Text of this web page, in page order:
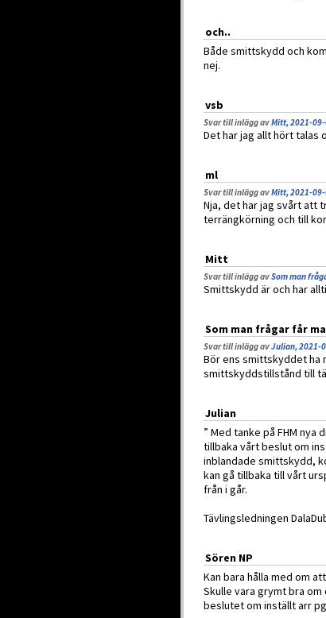
och..
Både smittskydd och
nej.
vsb
Svar till inlägg avMitt, 2021-
Det har jag allt hört talas
ml
Svar till inlägg avMitt, 2021-
Nja, det har jag svårt att
terrängkörning och till
Mitt
Svar till inlägg avSom man
Smittskydd är och har
Som man frågar får
Svar till inlägg avJulian, 2021-
Bör ens smittskyddet ha
smittskyddstillstånd till
Julian
” Med tanke på FHM
tillbaka vårt beslut om
inblandade smittskydd,
kan gå tillbaka till vårt
från i går.
Tävlingsledningen
Sören NP
Kan bara hålla med om
Skulle vara grymt bra
beslutet om inställt arr